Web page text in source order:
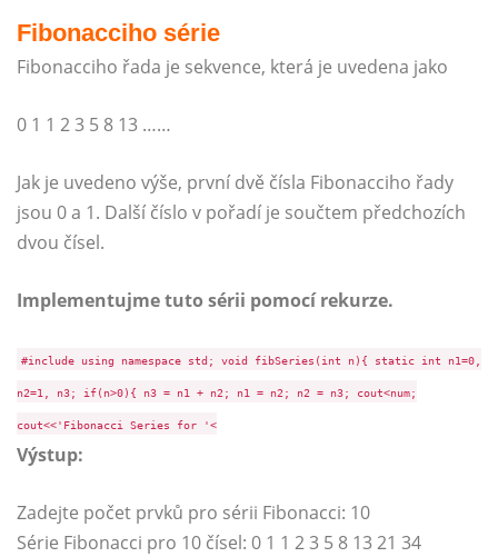
Fibonacciho série
Fibonacciho řada je sekvence, která je uvedena jako
0 1 1 2 3 5 8 13 ……
Jak je uvedeno výše, první dvě čísla Fibonacciho řady
jsou 0 a 1. Další číslo v pořadí je součtem předchozích
dvou čísel.
Implementujme tuto sérii pomocí rekurze.
#include using namespace std; void fibSeries(int n){ static int n1=0,
n2=1, n3; if(n>0){ n3 = n1 + n2; n1 = n2; n2 = n3; cout<num;
cout<<'Fibonacci Series for '<
Výstup:
Zadejte počet prvků pro sérii Fibonacci: 10
Série Fibonacci pro 10 čísel: 0 1 1 2 3 5 8 13 21 34